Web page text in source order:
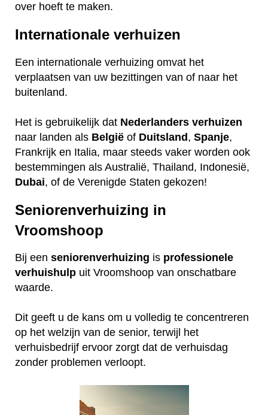
over hoeft te maken.
Internationale verhuizen
Een internationale verhuizing omvat het
verplaatsen van uw bezittingen van of naar het
buitenland.
Het is gebruikelijk dat Nederlanders verhuizen
naar landen als België of Duitsland, Spanje,
Frankrijk en Italia, maar steeds vaker worden ook
bestemmingen als Australië, Thailand, Indonesië,
Dubai, of de Verenigde Staten gekozen!
Seniorenverhuizing in
Vroomshoop
Bij een seniorenverhuizing is professionele
verhuishulp uit Vroomshoop van onschatbare
waarde.
Dit geeft u de kans om u volledig te concentreren
op het welzijn van de senior, terwijl het
verhuisbedrijf ervoor zorgt dat de verhuisdag
zonder problemen verloopt.